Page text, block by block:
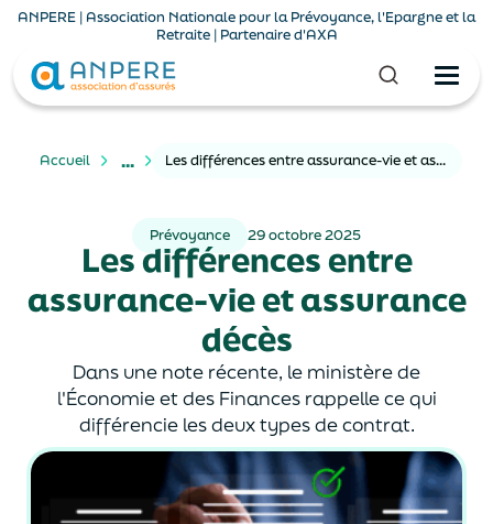
ANPERE | Association Nationale pour la Prévoyance, l'Epargne et la
Retraite | Partenaire d'AXA
Accueil ... Les différences entre assurance-vie et assurance décès
Prévoyance 29 octobre 2025
Les différences entre
assurance-vie et assurance
décès
Dans une note récente, le ministère de
l'Économie et des Finances rappelle ce qui
différencie les deux types de contrat.